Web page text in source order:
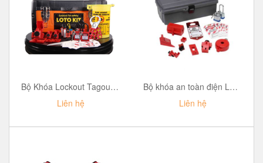
Bộ Khóa Lockout Tagout (LOTO) CB Tủ Điện Brady / loto safety lockout kit
Liên hệ
Bộ khóa an toàn điện Lockout Brady / Loto safety lockout kit
Liên hệ